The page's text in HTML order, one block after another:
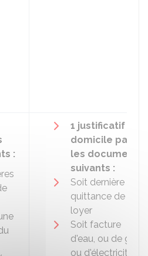
:
1 justificatif de
domicile parmi
les documents
suivants :
Soit dernière
quittance de
loyer
Soit facture
d'eau, ou de gaz
ou d'électricité